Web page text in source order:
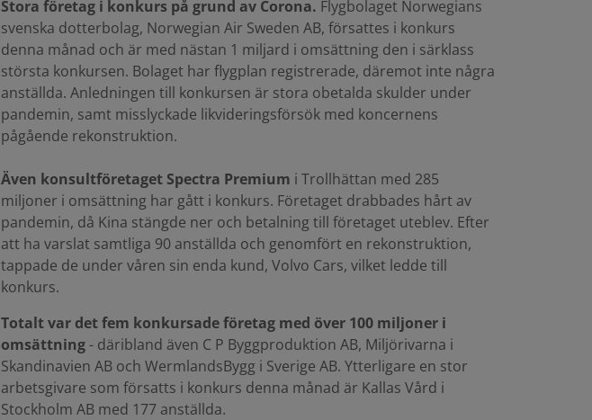
Stora företag i konkurs på grund av Corona. Flygbolaget Norwegians
svenska dotterbolag, Norwegian Air Sweden AB, försattes i konkurs
denna månad och är med nästan 1 miljard i omsättning den i särklass
största konkursen. Bolaget har flygplan registrerade, däremot inte några
anställda. Anledningen till konkursen är stora obetalda skulder under
pandemin, samt misslyckade likvideringsförsök med koncernens
pågående rekonstruktion.
Även konsultföretaget Spectra Premium i Trollhättan med 285
miljoner i omsättning har gått i konkurs. Företaget drabbades hårt av
pandemin, då Kina stängde ner och betalning till företaget uteblev. Efter
att ha varslat samtliga 90 anställda och genomfört en rekonstruktion,
tappade de under våren sin enda kund, Volvo Cars, vilket ledde till
konkurs.
Totalt var det fem konkursade företag med över 100 miljoner i
omsättning- däribland även C P Byggproduktion AB, Miljörivarna i
Skandinavien AB och WermlandsBygg i Sverige AB. Ytterligare en stor
arbetsgivare som försatts i konkurs denna månad är Kallas Vård i
Stockholm AB med 177 anställda.